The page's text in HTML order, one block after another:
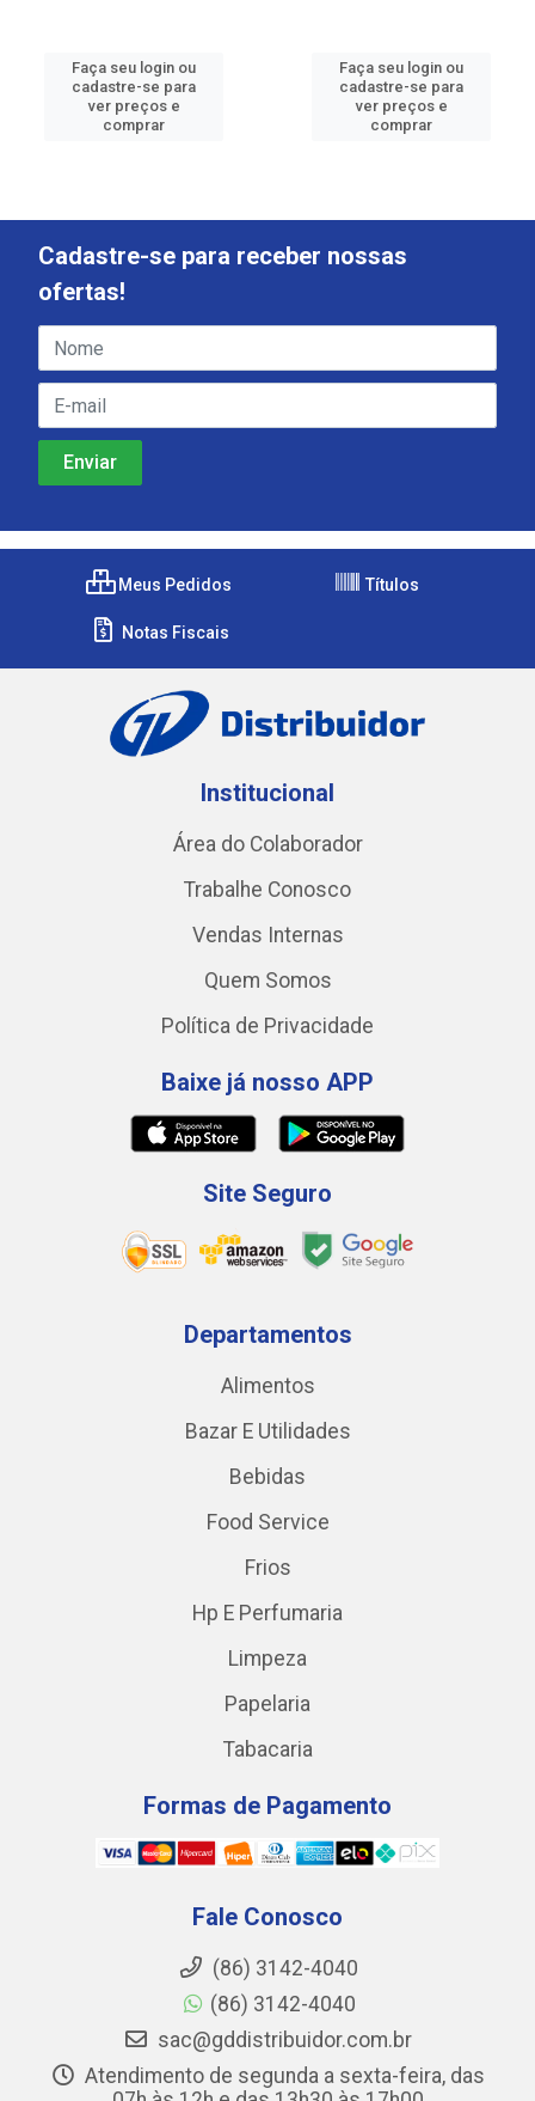
Faça seu login ou
cadastre-se para
ver preços e
comprar
Faça seu login ou
cadastre-se para
ver preços e
comprar
Cadastre-se para receber nossas
ofertas!
Meus Pedidos Títulos
Notas Fiscais
Institucional
Área do Colaborador
Trabalhe Conosco
Vendas Internas
Quem Somos
Política de Privacidade
Baixe já nosso APP
Site Seguro
Departamentos
Alimentos
Bazar E Utilidades
Bebidas
Food Service
Frios
Hp E Perfumaria
Limpeza
Papelaria
Tabacaria
Formas de Pagamento
Fale Conosco
(86) 3142-4040
(86) 3142-4040
sac@gddistribuidor.com.br
Atendimento de segunda a sexta-feira, das